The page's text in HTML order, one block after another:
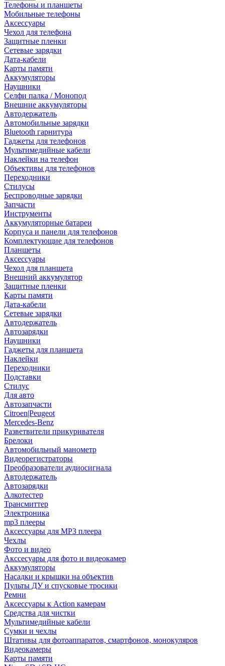
Телефоны и планшеты
Мобильные телефоны
Аксессуары
Чехол для телефона
Защитные пленки
Сетевые зарядки
Дата-кабели
Карты памяти
Аккумуляторы
Наушники
Селфи палка / Монопод
Внешние аккумуляторы
Автодержатель
Автомобильные зарядки
Bluetooth гарнитура
Гаджеты для телефонов
Мультимедийные кабели
Наклейки на телефон
Объективы для телефонов
Переходники
Стилусы
Беспроводные зарядки
Запчасти
Инструменты
Аккумуляторные батареи
Корпуса и панели для телефонов
Комплектующие для телефонов
Планшеты
Аксессуары
Чехол для планшета
Внешний аккумулятор
Защитные пленки
Карты памяти
Дата-кабели
Сетевые зарядки
Автодержатель
Автозарядки
Наушники
Гаджеты для планшета
Наклейки
Переходники
Подставки
Стилус
Для авто
Автозапчасти
Citroen|Peugeot
Mercedes-Benz
Разветвители прикуривателя
Брелоки
Автомобильный манометр
Видеорегистраторы
Преобразователи аудиосигнала
Автодержатель
Автозарядки
Алкотестер
Трансмиттер
Электроника
mp3 плееры
Аксессуары для MP3 плеера
Чехлы
Фото и видео
Акссесуары для фото и видеокамер
Аккумуляторы
Насадки и крышки на объектив
Пульты ДУ и спусковые тросики
Ремни
Аксессуары к Action камерам
Средства для чистки
Мультимедийные кабели
Сумки и чехлы
Штативы для фотоаппаратов, смартфонов, монокуляров
Видеокамеры
Карты памяти